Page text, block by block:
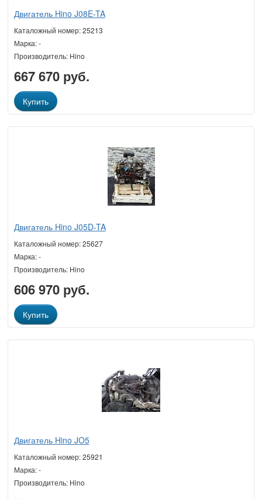
Двигатель Hino J08E-TA
Каталожный номер: 25213
Марка: -
Производитель: Hino
667 670 руб.
Купить
Двигатель Hino J05D-TA
Каталожный номер: 25627
Марка: -
Производитель: Hino
606 970 руб.
Купить
Двигатель Hino JO5
Каталожный номер: 25921
Марка: -
Производитель: Hino